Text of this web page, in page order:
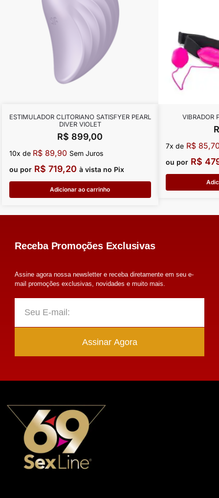
ESTIMULADOR CLITORIANO SATISFYER PEARL
DIVER VIOLET
R$ 899,00
10x de R$89,90 Sem Juros
ou por R$ 719,20 à vista no Pix
Adicionar ao carrinho
VIBRADOR
7x de R$
ou por R$
Receba Promoções Exclusivas
Assine agora nossa newsletter e receba diretamente em seu e-
mail promoções exclusivas, novidades e muito mais.
Assinar Agora